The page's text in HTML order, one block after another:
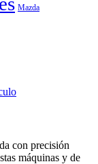
Mazda
con precisión
máquinas y de